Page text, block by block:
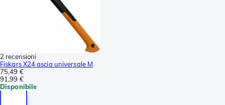
2 recensioni
Fiskars X24 ascia universale M
75,49 €
91,99 €
Disponibile